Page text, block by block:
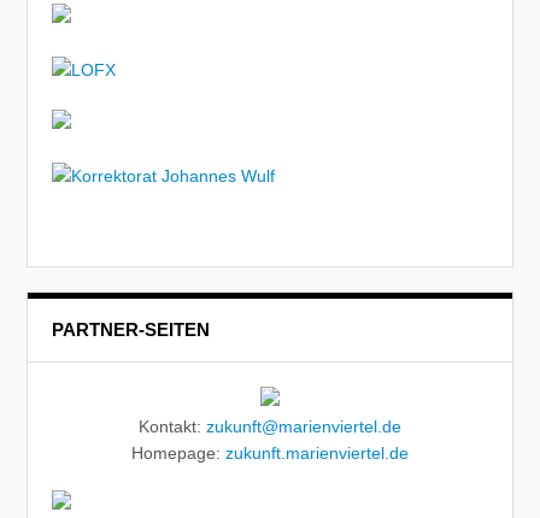
PARTNER-SEITEN
Kontakt: zukunft@marienviertel.de
Homepage: zukunft.marienviertel.de